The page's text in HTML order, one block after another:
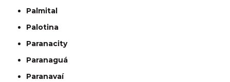
Palmital
Palotina
Paranacity
Paranaguá
Paranavaí